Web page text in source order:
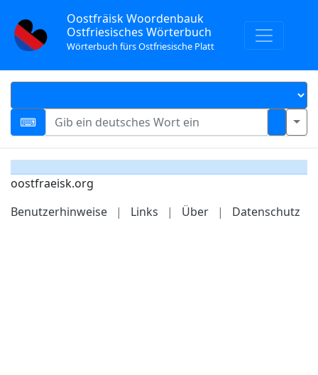
Oostfräisk Woordenbauk
Ostfriesisches Wörterbuch
Wörterbuch fürs Ostfriesische Platt
oostfraeisk.org
Benutzerhinweise
| Links | Über | Datenschutz